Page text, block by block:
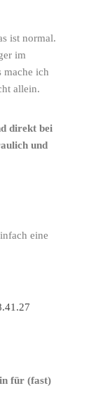
ist normal.
im
mache ich
allein.
direkt bei
und
eine
für (fast)